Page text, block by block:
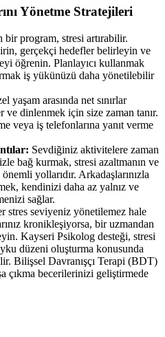
Yönetme Stratejileri
bir program, stresi artırabilir.
gerçekçi hedefler belirleyin ve
öğrenin. Planlayıcı kullanmak
iş yükünüzü daha yönetilebilir
yaşam arasında net sınırlar
dinlenmek için size zaman tanır.
veya iş telefonlarına yanıt verme
Sevdiğiniz aktivitelere zaman
bağ kurmak, stresi azaltmanın ve
yollarıdır. Arkadaşlarınızla
kendinizi daha az yalnız ve
sağlar.
stres seviyeniz yönetilemez hale
kronikleşiyorsa, bir uzmandan
Kayseri Psikolog desteği, stresi
düzeni oluşturma konusunda
Bilişsel Davranışçı Terapi (BDT)
çıkma becerilerinizi geliştirmede